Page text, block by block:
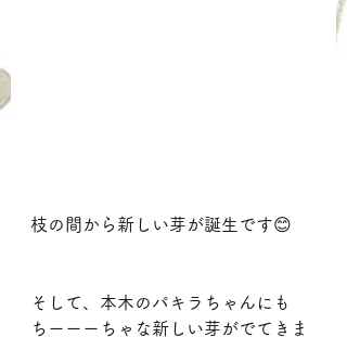
枝の間から新しい芽が誕生です😊
そして、本木のパキラちゃんにも
ちーーーちゃな新しい芽がでてきま